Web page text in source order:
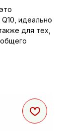
идеально
для тех,